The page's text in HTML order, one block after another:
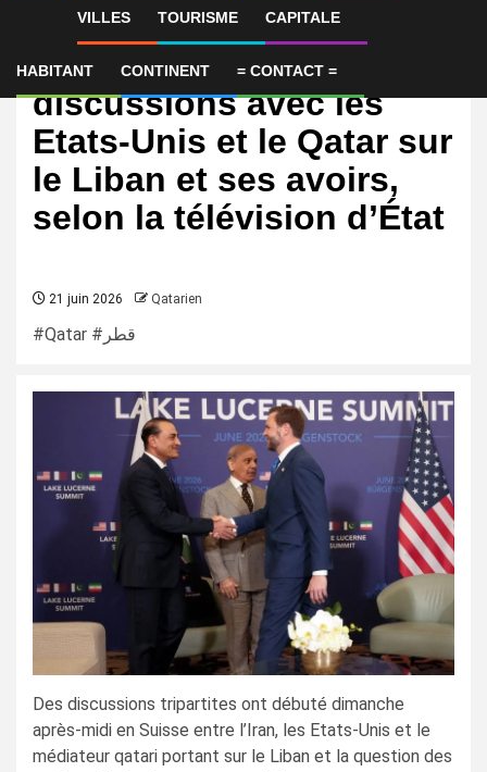
VILLES TOURISME CAPITALE
HABITANT CONTINENT = CONTACT =
International
L’Iran a entamé des
discussions avec les
Etats-Unis et le Qatar sur
le Liban et ses avoirs,
selon la télévision d’État
21 juin 2026 Qatarien
#Qatar #قطر
Des discussions tripartites ont débuté dimanche
après-midi en Suisse entre l’Iran, les Etats-Unis et le
médiateur qatari portant sur le Liban et la question des